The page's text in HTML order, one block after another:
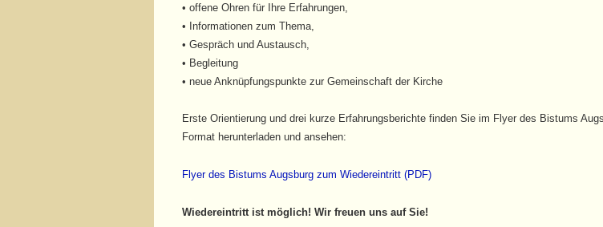
• offene Ohren für Ihre Erfahrungen,
• Informationen zum Thema,
• Gespräch und Austausch,
• Begleitung
• neue Anknüpfungspunkte zur Gemeinschaft der Kirche
Erste Orientierung und drei kurze Erfahrungsberichte finden Sie im Flyer des Bistums
Format herunterladen und ansehen:
Flyer des Bistums Augsburg zum Wiedereintritt (PDF)
Wiedereintritt ist möglich! Wir freuen uns auf Sie!